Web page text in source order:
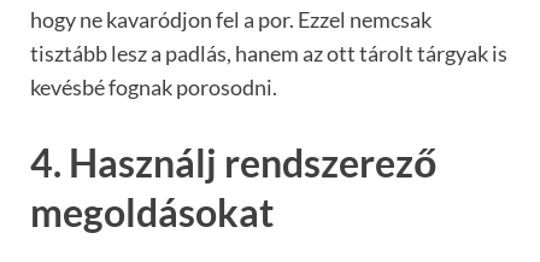
hogy ne kavaródjon fel a por. Ezzel nemcsak
tisztább lesz a padlás, hanem az ott tárolt tárgyak is
kevésbé fognak porosodni.
4. Használj rendszerező
megoldásokat